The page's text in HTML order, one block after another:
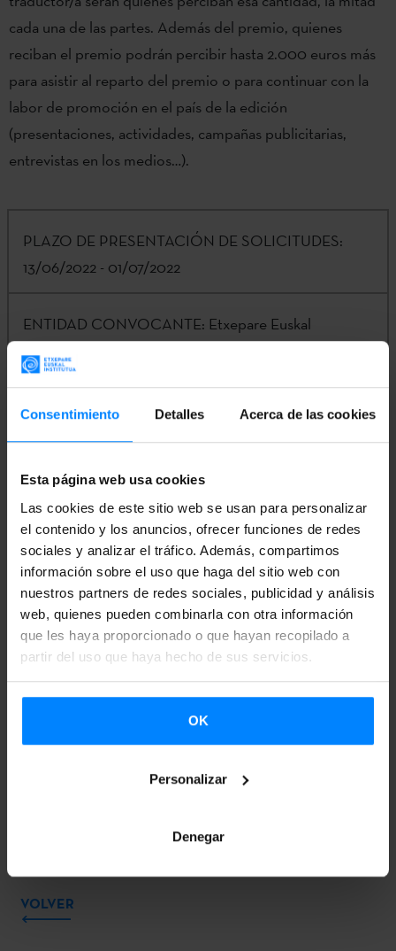
Consentimiento Detalles Acerca de las cookies
Esta página web usa cookies
Las cookies de este sitio web se usan para personalizar
el contenido y los anuncios, ofrecer funciones de redes
sociales y analizar el tráfico. Además, compartimos
información sobre el uso que haga del sitio web con
nuestros partners de redes sociales, publicidad y análisis
web, quienes pueden combinarla con otra información
que les haya proporcionado o que hayan recopilado a
partir del uso que haya hecho de sus servicios.
OK
Personalizar
Denegar
cada una de las partes. Además del premio, quienes
reciban el premio podrán percibir hasta 2.000 euros más
para asistir al reparto del premio o para continuar con la
labor de promoción en el país de la edición
(presentaciones, actividades, campañas publicitarias,
entrevistas en los medios…).
PLAZO DE PRESENTACIÓN DE SOLICITUDES:
13/06/2022 - 01/07/2022
ENTIDAD CONVOCANTE: Etxepare Euskal
Institutua / LABORAL Kutxa
IMPORTE:4.000€
galartza@etxepare.eus| (+34) 943 023 406
CONVOCATORIA
SOLICITUD
Y EXCLUIDAS (PROVISIONAL)
VOLVER